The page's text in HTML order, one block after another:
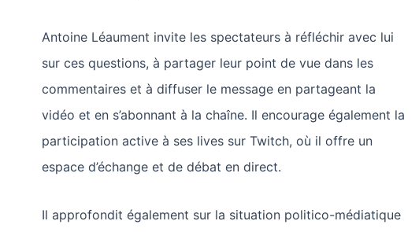
Antoine Léaument invite les spectateurs à réfléchir avec lui
sur ces questions, à partager leur point de vue dans les
commentaires et à diffuser le message en partageant la
vidéo et en s’abonnant à la chaîne. Il encourage également la
participation active à ses lives sur Twitch, où il offre un
espace d’échange et de débat en direct.
Il approfondit également sur la situation politico-médiatique